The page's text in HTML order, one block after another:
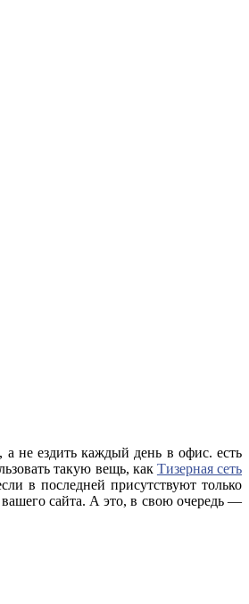
а не ездить каждый день в офис. есть
такую вещь, как Тизерная сеть
в последней присутствуют только
сайта. А это, в свою очередь —